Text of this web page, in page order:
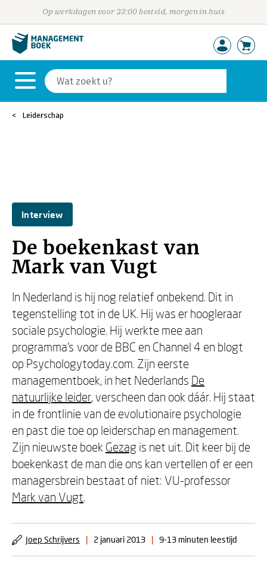
Op werkdagen voor 23:00 besteld, morgen in huis
Leiderschap
Interview
De boekenkast van
Mark van Vugt
In Nederland is hij nog relatief onbekend. Dit in
tegenstelling tot in de UK. Hij was er hoogleraar
sociale psychologie. Hij werkte mee aan
programma’s voor de BBC en Channel 4 en blogt
op Psychologytoday.com. Zijn eerste
managementboek, in het Nederlands De
natuurlijke leider, verscheen dan ook dáár. Hij staat
in de frontlinie van de evolutionaire psychologie
en past die toe op leiderschap en management.
Zijn nieuwste boek Gezag is net uit. Dit keer bij de
boekenkast de man die ons kan vertellen of er een
managersbrein bestaat of niet: VU-professor
Mark van Vugt.
Joep Schrijvers | 2 januari 2013 | 9-13 minuten leestijd